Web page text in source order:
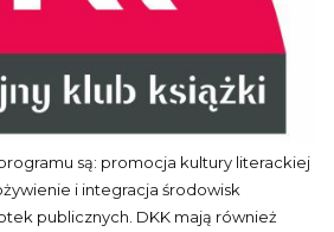
są: promocja kultury literackiej
i integracja środowisk
publicznych. DKK mają również